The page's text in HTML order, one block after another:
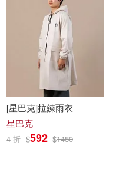
(12)
(12)
究中心(1
雅
[星巴克]拉鍊雨衣
星巴克
4 折 $592 $1480